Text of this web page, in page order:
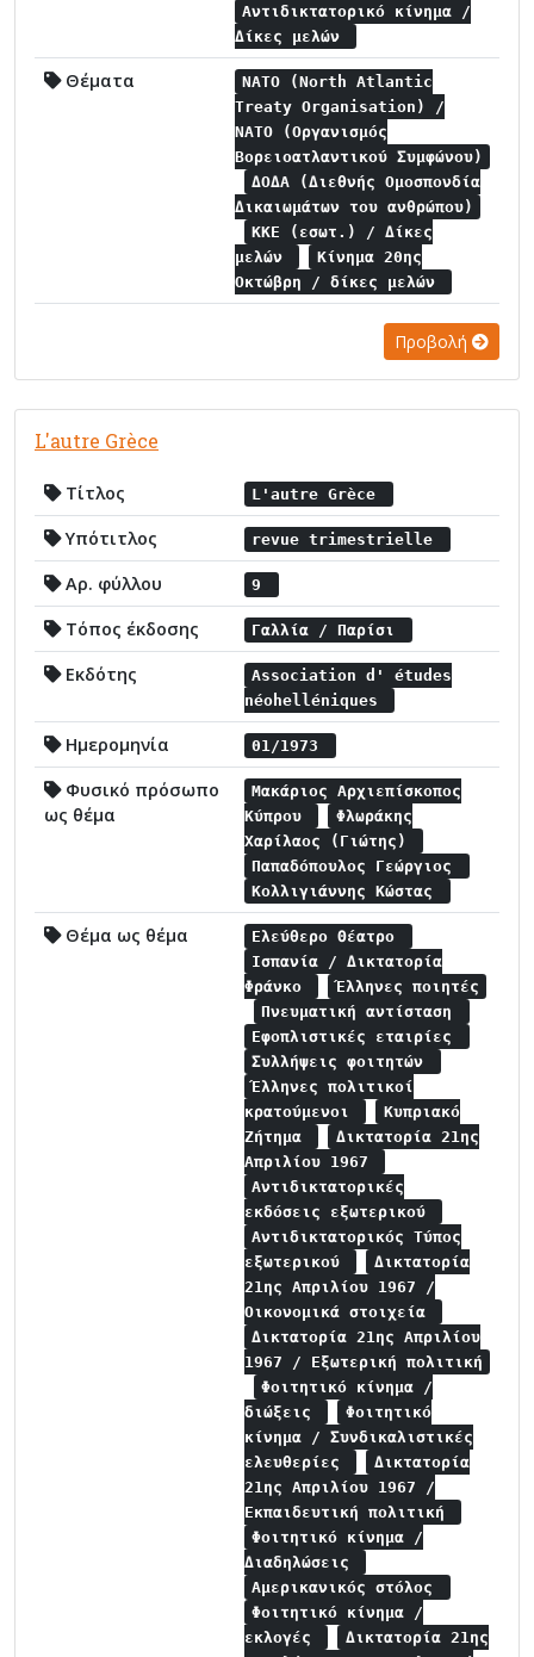
Αντιδικτατορικό κίνημα /
Δίκες μελών
Θέματα
NATO (North Atlantic
Treaty Organisation) /
NATO (Οργανισμός
Βορειοατλαντικού Συμφώνου)
ΔΟΔΑ (Διεθνής Ομοσπονδία
Δικαιωμάτων του ανθρώπου)
ΚΚΕ (εσωτ.) / Δίκες
μελών
Κίνημα 20ης
Οκτώβρη / δίκες μελών
Προβολή
L'autre Grèce
Τίτλος L'autre Grèce
Υπότιτλος revue trimestrielle
Αρ. φύλλου 9
Τόπος έκδοσης Γαλλία / Παρίσι
Εκδότης
Association d' études
néohelléniques
Ημερομηνία 01/1973
Φυσικό πρόσωπο
ως θέμα
Μακάριος Αρχιεπίσκοπος
Κύπρου
Φλωράκης
Χαρίλαος (Γιώτης)
Παπαδόπουλος Γεώργιος
Κολλιγιάννης Κώστας
Θέμα ως θέμα
Ελεύθερο Θέατρο
Ισπανία / Δικτατορία
Φράνκο
Έλληνες ποιητές
Πνευματική αντίσταση
Εφοπλιστικές εταιρίες
Συλλήψεις φοιτητών
Έλληνες πολιτικοί
κρατούμενοι
Κυπριακό
Ζήτημα
Δικτατορία 21ης
Απριλίου 1967
Αντιδικτατορικές
εκδόσεις εξωτερικού
Αντιδικτατορικός Τύπος
εξωτερικού
Δικτατορία
21ης Απριλίου 1967 /
Οικονομικά στοιχεία
Δικτατορία 21ης Απριλίου
1967 / Εξωτερική πολιτική
Φοιτητικό κίνημα /
διώξεις
Φοιτητικό
κίνημα / Συνδικαλιστικές
ελευθερίες
Δικτατορία
21ης Απριλίου 1967 /
Εκπαιδευτική πολιτική
Φοιτητικό κίνημα /
Διαδηλώσεις
Αμερικανικός στόλος
Φοιτητικό κίνημα /
εκλογές
Δικτατορία 21ης